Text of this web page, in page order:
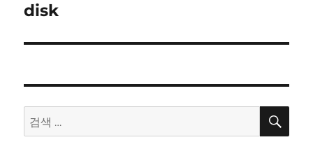
음
disk
검
색:
검